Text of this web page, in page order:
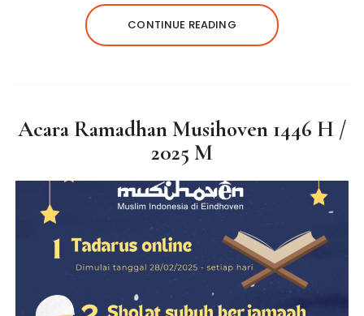
CONTINUE READING
Acara Ramadhan Musihoven 1446 H /
2025 M